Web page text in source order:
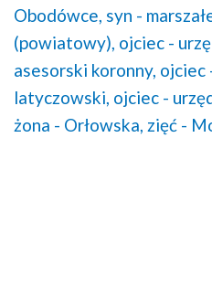
Obodówce, syn -
(powiatowy), ojciec -
asesorski koronny, ojciec
latyczowski, ojciec -
żona - Orłowska, zięć -